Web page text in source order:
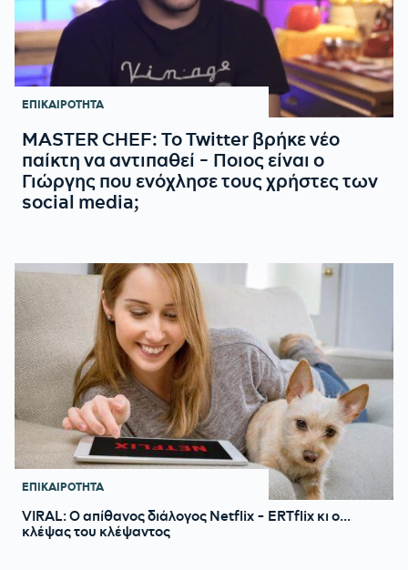
ΕΠΙΚΑΙΡΟΤΗΤΑ
MASTER CHEF: Το Twitter βρήκε νέο
παίκτη να αντιπαθεί - Ποιος είναι ο
Γιώργης που ενόχλησε τους χρήστες των
social media;
ΕΠΙΚΑΙΡΟΤΗΤΑ
VIRAL: Ο απίθανος διάλογος Netflix - ERTflix κι ο...
κλέψας του κλέψαντος